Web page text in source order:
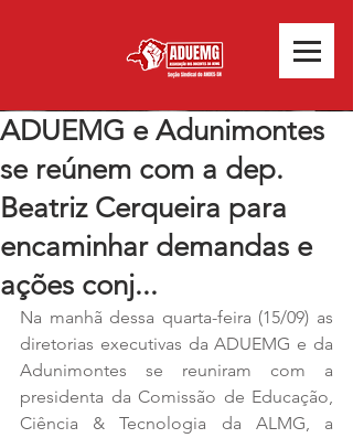
ADUEMG e Adunimontes
se reúnem com a dep.
Beatriz Cerqueira para
encaminhar demandas e
ações conj...
Na manhã dessa quarta-feira (15/09) as
diretorias executivas da ADUEMG e da
Adunimontes se reuniram com a
presidenta da Comissão de Educação,
Ciência & Tecnologia da ALMG, a